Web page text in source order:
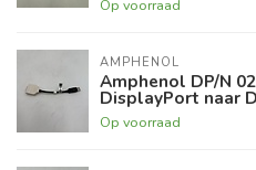
Op voorraad
AMPHENOL
Amphenol DP/N
DisplayPort naar
Op voorraad